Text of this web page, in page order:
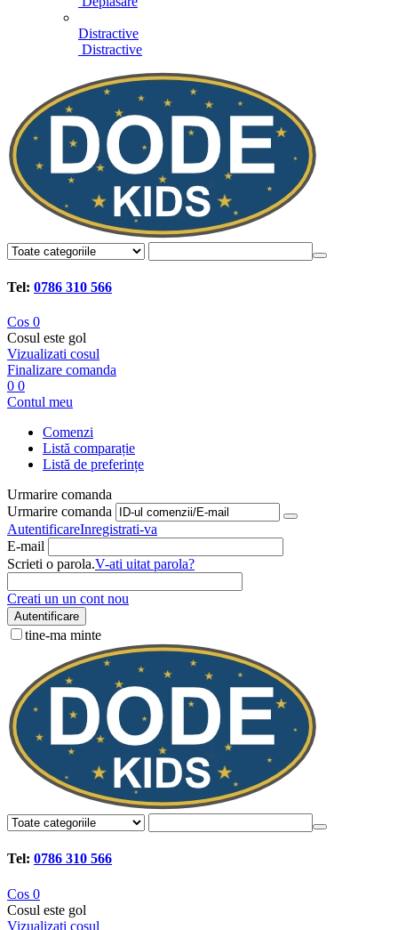
Distractive
Distractive
Tel: 0786 310 566
Cos 0
Cosul este gol
Vizualizati cosul
Finalizare comanda
0 0
Contul meu
Comenzi
Listă comparație
Listă de preferințe
Urmarire comanda
Urmarire comanda
AutentificareInregistrati-va
E-mail
Scrieti o parola.V-ati uitat parola?
Creati un un cont nou
Autentificare
tine-ma minte
Tel: 0786 310 566
Cos 0
Cosul este gol
Vizualizati cosul